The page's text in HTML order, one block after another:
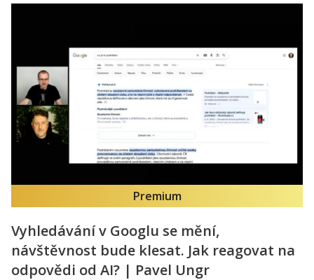
Premium
Vyhledávání v Googlu se mění,
návštěvnost bude klesat. Jak reagovat na
odpovědi od AI? | Pavel Ungr